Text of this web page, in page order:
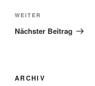
Nächster
Beitrag
WEITER
Nächster Beitrag
ARCHIV